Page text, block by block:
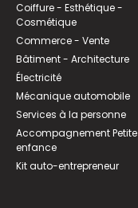
Coiffure - Esthétique -
Cosmétique
Commerce - Vente
Bâtiment - Architecture
Électricité
Mécanique automobile
Services à la personne
Accompagnement Petite
enfance
Kit auto-entrepreneur